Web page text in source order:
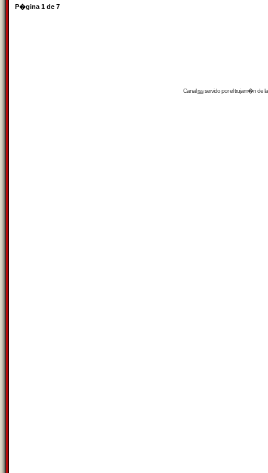
P�gina 1 de 7
Canalrssservido por eltrujam�nde